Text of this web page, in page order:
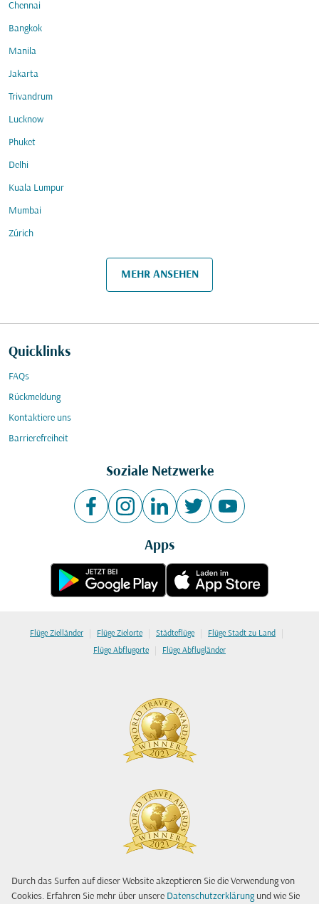
Durch das Surfen auf dieser Website akzeptieren Sie die Verwendung von
Cookies. Erfahren Sie mehr über unsere Datenschutzerklärung und wie Sie
Chennai
Bangkok
Manila
Jakarta
Trivandrum
Lucknow
Phuket
Delhi
Kuala Lumpur
Mumbai
Zürich
MEHR ANSEHEN
Quicklinks
FAQs
Rückmeldung
Kontaktiere uns
Barrierefreiheit
Soziale Netzwerke
Apps
Flüge Zielländer | Flüge Zielorte | Städteflüge | Flüge Stadt zu Land |
Flüge Abflugorte | Flüge Abflugländer